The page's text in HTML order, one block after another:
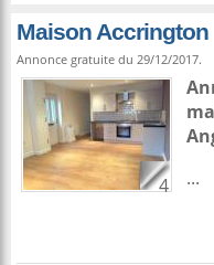
Maison Accrington
Annonce gratuite du 29/12/2017.
4
...